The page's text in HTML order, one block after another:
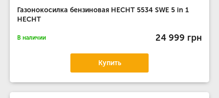
Газонокосилка бензиновая HECHT 5534 SWE 5 in 1
HECHT
В наличии 24 999 грн
Купить